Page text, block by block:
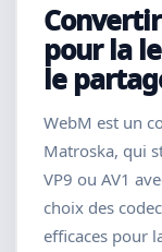
pour la
le
WebM est un
Matroska, qui
VP9 ou AV1
choix des
efficaces pour